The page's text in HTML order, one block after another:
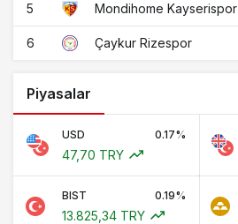
5 Mondihome Kayserispor
6 Çaykur Rizespor
Piyasalar
USD 0.17%
47,70 TRY
BIST 0.19%
13.825,34 TRY